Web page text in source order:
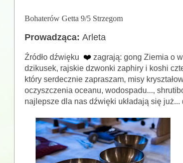
Bohaterów Getta 9/5 Strzegom
Prowadząca: Arleta
Źródło dźwięku ❤️ zagrają: gong Ziemia o
dzikusek, rajskie dzwonki zaphiry i koshi
który serdecznie zapraszam, misy
oczyszczenia oceanu, wodospadu...,
najlepsze dla nas dźwięki układają się już...